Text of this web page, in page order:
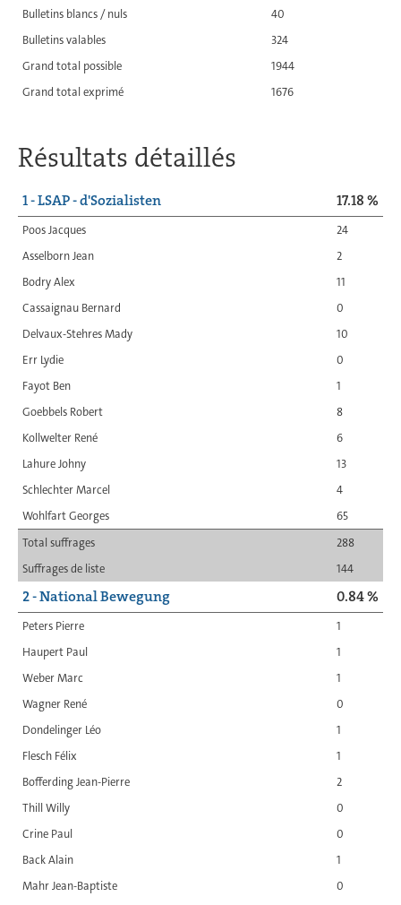
Bulletins blancs / nuls
40
Bulletins valables
324
Grand total possible
1944
Grand total exprimé
1676
Résultats détaillés
1 - LSAP - d'Sozialisten 17.18 %
Poos Jacques
24
Asselborn Jean
2
Bodry Alex
11
Cassaignau Bernard
0
Delvaux-Stehres Mady
10
Err Lydie
0
Fayot Ben
1
Goebbels Robert
8
Kollwelter René
6
Lahure Johny
13
Schlechter Marcel
4
Wohlfart Georges
65
Total suffrages
288
Suffrages de liste
144
2 - National Bewegung 0.84 %
Peters Pierre
1
Haupert Paul
1
Weber Marc
1
Wagner René
0
Dondelinger Léo
1
Flesch Félix
1
Bofferding Jean-Pierre
2
Thill Willy
0
Crine Paul
0
Back Alain
1
Mahr Jean-Baptiste
0